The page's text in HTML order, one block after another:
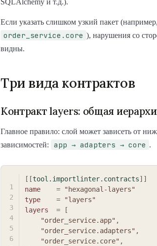
Если указать слишком узкий пакет
order_service.core ), нарушения со
видны.
Три вида контрактов
Контракт layers: общая
Главное правило: слой может зависеть от
зависимостей:
app → adapters → core .
[ [tool.importlinter.contracts] ]
name
=
"hexagonal-layers"
type
=
"layers"
layers
=
[
"order_service.app" ,
"order_service.adapters" ,
"order_service.core" ,